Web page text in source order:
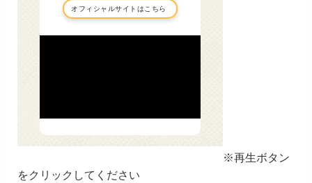
※再生ボタン
をクリックしてください